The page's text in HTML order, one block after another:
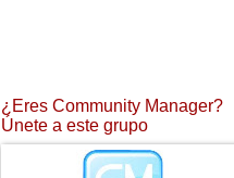
¿Eres Community Manager?
Únete a este grupo